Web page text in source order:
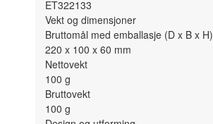
ET322133
Vekt og dimensjoner
Bruttomål med emballasje (D x B x H)
220 x 100 x 60 mm
Nettovekt
100g
Bruttovekt
100g